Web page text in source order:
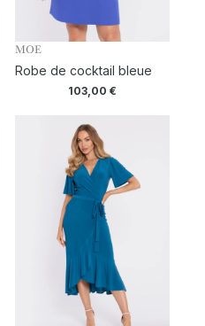
MOE
Robe de cocktail bleue
103,00 €